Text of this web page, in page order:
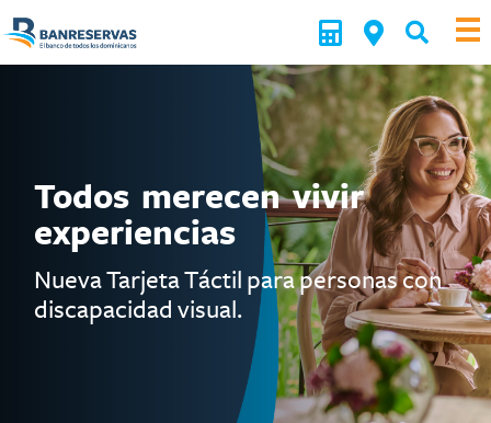
Todos merecen vivir
experiencias
Nueva Tarjeta Táctil para personas con
discapacidad visual.